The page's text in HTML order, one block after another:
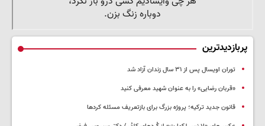
پربازدیدترین
توران اویسال پس از ۳۱ سال زندان آزاد شد
«قربان رضایی» را به عنوان شهید معرفی کنید
قانون جدید ترکیه؛ پروژه بزرگ‌ برای بازتعریف مسئله کردها